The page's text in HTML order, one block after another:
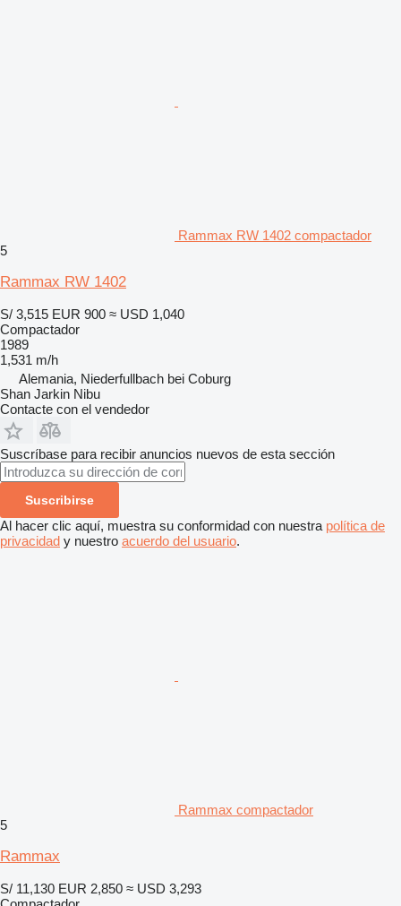
Rammax RW 1402 compactador
5
Rammax RW 1402
S/ 3,515 EUR 900 ≈ USD 1,040
Compactador
1989
1,531 m/h
Alemania, Niederfullbach bei Coburg
Shan Jarkin Nibu
Contacte con el vendedor
Suscríbase para recibir anuncios nuevos de esta sección
Suscribirse
Al hacer clic aquí, muestra su conformidad con nuestra política de
privacidad y nuestro acuerdo del usuario.
Rammax compactador
5
Rammax
S/ 11,130 EUR 2,850 ≈ USD 3,293